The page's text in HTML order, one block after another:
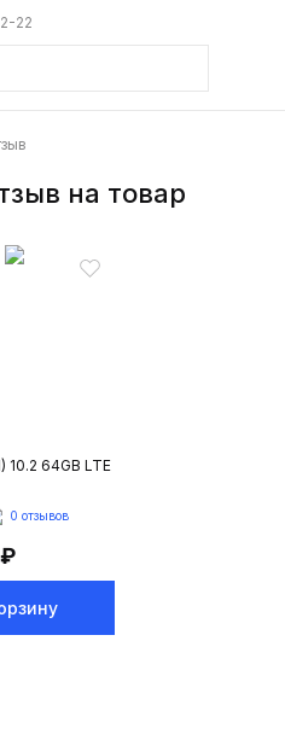
22
на товар
10.2 64GB LTE
0 отзывов